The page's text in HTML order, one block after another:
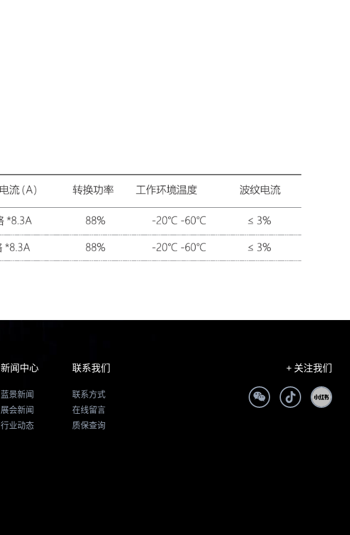
新闻中心
蓝景新闻
展会新闻
行业动态
联系我们
联系方式
在线留言
质保查询
+ 关注我们